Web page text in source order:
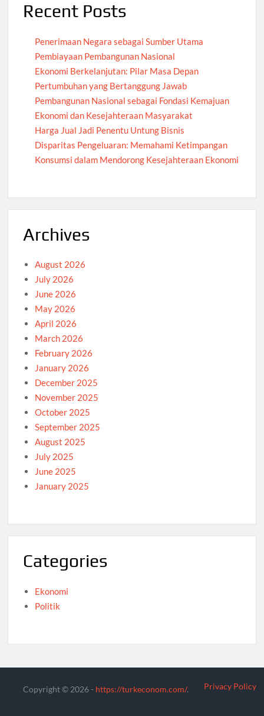
Recent Posts
Penerimaan Negara sebagai Sumber Utama
Pembiayaan Pembangunan Nasional
Ekonomi Berkelanjutan: Pilar Masa Depan
Pertumbuhan yang Bertanggung Jawab
Pembangunan Nasional sebagai Fondasi Kemajuan
Ekonomi dan Kesejahteraan Masyarakat
Harga Jual Jadi Penentu Untung Bisnis
Disparitas Pengeluaran: Memahami Ketimpangan
Konsumsi dalam Mendorong Kesejahteraan Ekonomi
Archives
August 2026
July 2026
June 2026
May 2026
April 2026
March 2026
February 2026
January 2026
December 2025
November 2025
October 2025
September 2025
August 2025
July 2025
June 2025
January 2025
Categories
Ekonomi
Politik
Copyright © 2026 - https://turkeconom.com/. Privacy Policy